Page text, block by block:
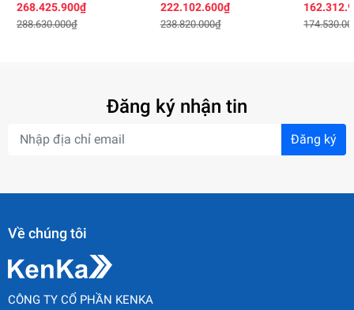
268.425.900₫
288.630.000₫
222.102.600₫
238.820.000₫
Đăng ký nhận tin
Đăng ký
Về chúng tôi
CÔNG TY CỔ PHẦN KENKA